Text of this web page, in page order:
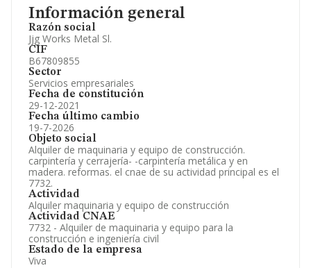
Información general
Razón social
Jjg Works Metal Sl.
CIF
B67809855
Sector
Servicios empresariales
Fecha de constitución
29-12-2021
Fecha último cambio
19-7-2026
Objeto social
Alquiler de maquinaria y equipo de construcción.
carpintería y cerrajería- -carpintería metálica y en
madera. reformas. el cnae de su actividad principal es el
7732.
Actividad
Alquiler maquinaria y equipo de construcción
Actividad CNAE
7732 - Alquiler de maquinaria y equipo para la
construcción e ingeniería civil
Estado de la empresa
Viva
Información oficial y registral complementaria.